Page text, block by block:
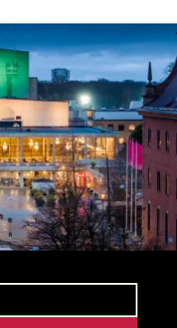
och biljettsläpp.